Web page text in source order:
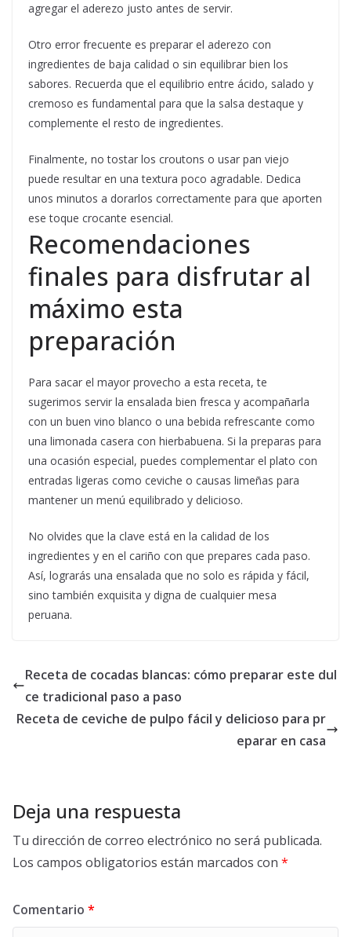
agregar el aderezo justo antes de servir.
Otro error frecuente es preparar el aderezo con
ingredientes de baja calidad o sin equilibrar bien los
sabores. Recuerda que el equilibrio entre ácido, salado y
cremoso es fundamental para que la salsa destaque y
complemente el resto de ingredientes.
Finalmente, no tostar los croutons o usar pan viejo
puede resultar en una textura poco agradable. Dedica
unos minutos a dorarlos correctamente para que aporten
ese toque crocante esencial.
Recomendaciones
finales para disfrutar al
máximo esta
preparación
Para sacar el mayor provecho a esta receta, te
sugerimos servir la ensalada bien fresca y acompañarla
con un buen vino blanco o una bebida refrescante como
una limonada casera con hierbabuena. Si la preparas para
una ocasión especial, puedes complementar el plato con
entradas ligeras como ceviche o causas limeñas para
mantener un menú equilibrado y delicioso.
No olvides que la clave está en la calidad de los
ingredientes y en el cariño con que prepares cada paso.
Así, lograrás una ensalada que no solo es rápida y fácil,
sino también exquisita y digna de cualquier mesa
peruana.
Receta de cocadas blancas: cómo preparar este dul
ce tradicional paso a paso
Receta de ceviche de pulpo fácil y delicioso para pr
eparar en casa
Deja una respuesta
Tu dirección de correo electrónico no será publicada.
Los campos obligatorios están marcados con *
Comentario *